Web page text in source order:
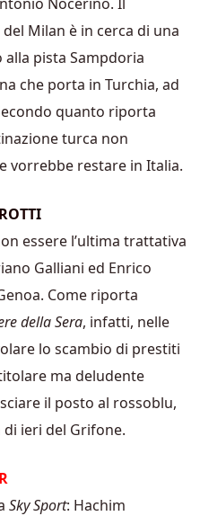
Milan è in cerca di una
alla pista Sampdoria
che porta in Turchia, ad
quanto riporta
turca non
vorrebbe restare in Italia.
essere l’ultima trattativa
Galliani ed Enrico
Come riporta
della Sera, infatti, nelle
lo scambio di prestiti
ma deludente
il posto al rossoblu,
ieri del Grifone.
Sky Sport: Hachim